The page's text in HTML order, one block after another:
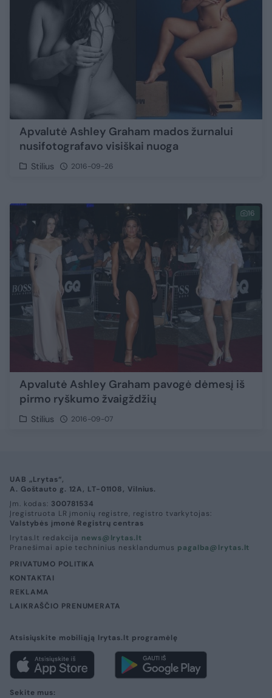
Apvalutė Ashley Graham mados žurnalui
nusifotografavo visiškai nuoga
Stilius 2016-09-26
16
Apvalutė Ashley Graham pavogė dėmesį iš
pirmo ryškumo žvaigždžių
Stilius 2016-09-07
UAB „Lrytas“,
A. Goštauto g. 12A, LT-01108, Vilnius.
Įm. kodas: 300781534
Įregistruota LR įmonių registre, registro tvarkytojas:
Valstybės įmonė Registrų centras
lrytas.lt redakcija news@lrytas.lt
Pranešimai apie techninius nesklandumus pagalba@lrytas.lt
PRIVATUMO POLITIKA
KONTAKTAI
REKLAMA
LAIKRAŠČIO PRENUMERATA
Atsisiųskite mobiliąją lrytas.lt programėlę
Sekite mus: